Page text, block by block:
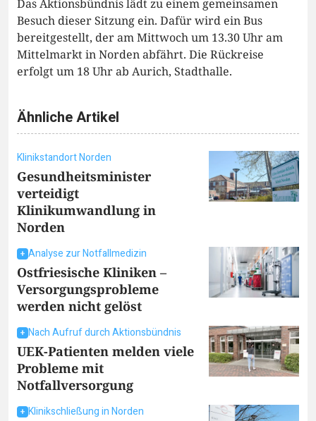
Das Aktionsbündnis lädt zu einem gemeinsamen
Besuch dieser Sitzung ein. Dafür wird ein Bus
bereitgestellt, der am Mittwoch um 13.30 Uhr am
Mittelmarkt in Norden abfährt. Die Rückreise
erfolgt um 18 Uhr ab Aurich, Stadthalle.
Ähnliche Artikel
Klinikstandort Norden
Gesundheitsminister
verteidigt
Klinikumwandlung in
Norden
Analyse zur Notfallmedizin
Ostfriesische Kliniken –
Versorgungsprobleme
werden nicht gelöst
Nach Aufruf durch Aktionsbündnis
UEK-Patienten melden viele
Probleme mit
Notfallversorgung
Klinikschließung in Norden